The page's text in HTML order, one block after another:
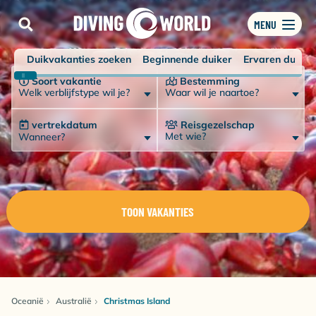
MENU
Duikvakanties zoeken Beginnende duiker
Ervaren duiker
Soort vakantie
Welk verblijfstype wil je?
Bestemming
Waar wil je naartoe?
vertrekdatum
Wanneer?
Reisgezelschap
Met wie?
TOON VAKANTIES
Oceanië Australië Christmas Island